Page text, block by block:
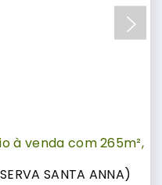
à venda com 265m²,
SANTA ANNA)